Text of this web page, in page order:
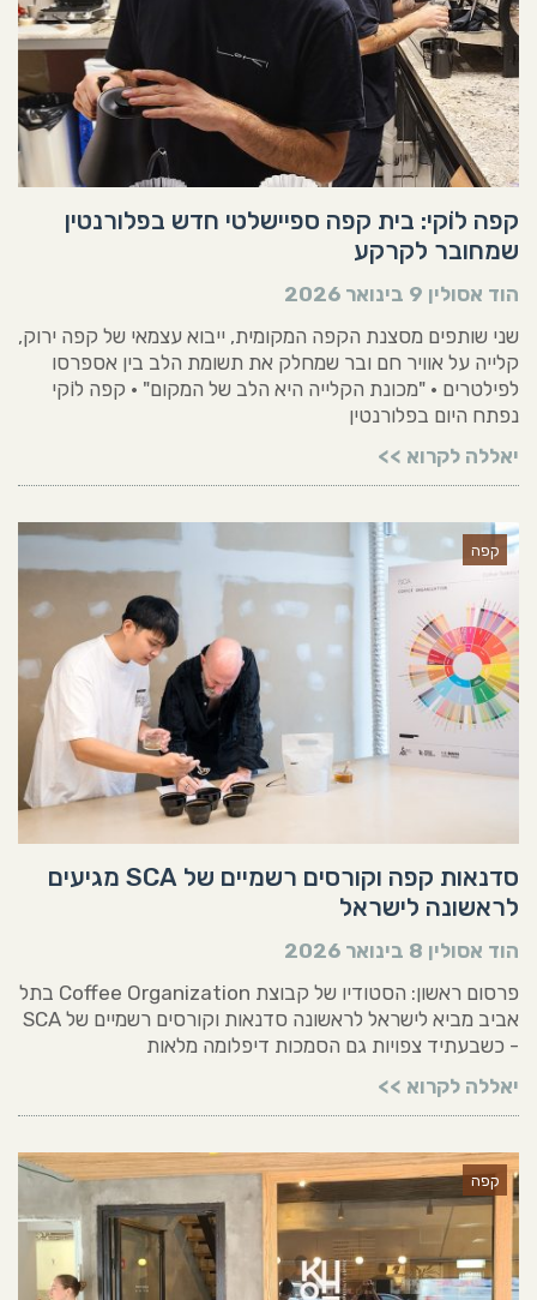
קפה לוֹקי: בית קפה ספיישלטי חדש בפלורנטין
שמחובר לקרקע
הוד אסולין 9 בינואר 2026
שני שותפים מסצנת הקפה המקומית, ייבוא עצמאי של קפה ירוק,
קלייה על אוויר חם ובר שמחלק את תשומת הלב בין אספרסו
לפילטרים • "מכונת הקלייה היא הלב של המקום" • קפה לוֹקי
נפתח היום בפלורנטין
יאללה לקרוא >>
קפה
סדנאות קפה וקורסים רשמיים של SCA מגיעים
לראשונה לישראל
הוד אסולין 8 בינואר 2026
פרסום ראשון: הסטודיו של קבוצת Coffee Organization בתל
אביב מביא לישראל לראשונה סדנאות וקורסים רשמיים של SCA
- כשבעתיד צפויות גם הסמכות דיפלומה מלאות
יאללה לקרוא >>
קפה